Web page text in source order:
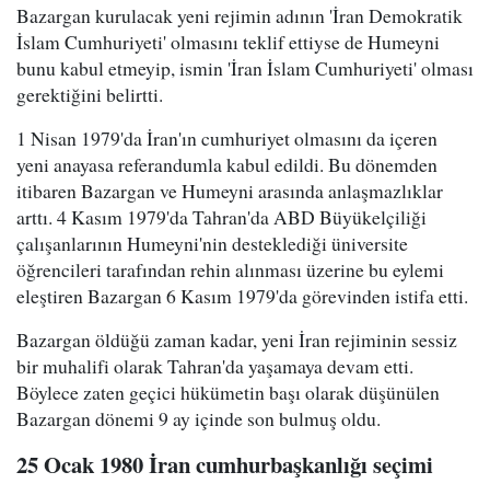
Bazargan kurulacak yeni rejimin adının 'İran Demokratik
İslam Cumhuriyeti' olmasını teklif ettiyse de Humeyni
bunu kabul etmeyip, ismin 'İran İslam Cumhuriyeti' olması
gerektiğini belirtti.
1 Nisan 1979'da İran'ın cumhuriyet olmasını da içeren
yeni anayasa referandumla kabul edildi. Bu dönemden
itibaren Bazargan ve Humeyni arasında anlaşmazlıklar
arttı. 4 Kasım 1979'da Tahran'da ABD Büyükelçiliği
çalışanlarının Humeyni'nin desteklediği üniversite
öğrencileri tarafından rehin alınması üzerine bu eylemi
eleştiren Bazargan 6 Kasım 1979'da görevinden istifa etti.
Bazargan öldüğü zaman kadar, yeni İran rejiminin sessiz
bir muhalifi olarak Tahran'da yaşamaya devam etti.
Böylece zaten geçici hükümetin başı olarak düşünülen
Bazargan dönemi 9 ay içinde son bulmuş oldu.
25 Ocak 1980 İran cumhurbaşkanlığı seçimi